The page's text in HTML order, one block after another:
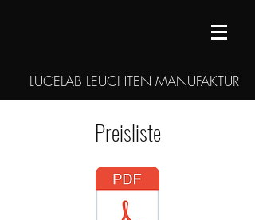
LUCELAB LEUCHTEN MANUFAKTUR
Preisliste